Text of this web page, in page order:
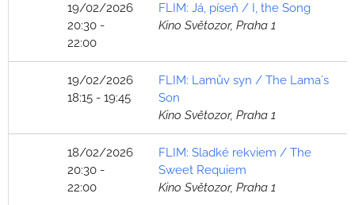
19/02/2026
20:30 -
22:00
FLIM: Já, píseň / I, the Song
Kino Světozor, Praha 1
19/02/2026
18:15 - 19:45
FLIM: Lamův syn / The Lama´s
Son
Kino Světozor, Praha 1
18/02/2026
20:30 -
22:00
FLIM: Sladké rekviem / The
Sweet Requiem
Kino Světozor, Praha 1